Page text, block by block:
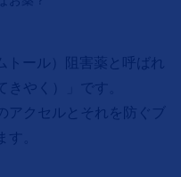
トール）阻害薬と呼ばれ
やく）」です。
アクセルとそれを防ぐブ
。